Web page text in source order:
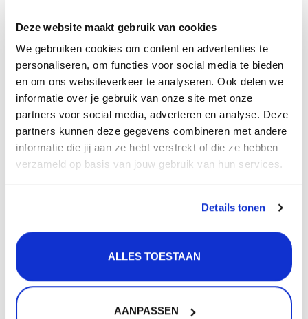
Deze website maakt gebruik van cookies
We gebruiken cookies om content en advertenties te
personaliseren, om functies voor social media te bieden
en om ons websiteverkeer te analyseren. Ook delen we
informatie over je gebruik van onze site met onze
partners voor social media, adverteren en analyse. Deze
partners kunnen deze gegevens combineren met andere
informatie die jij aan ze hebt verstrekt of die ze hebben
verzameld op basis van jouw gebruik van hun services.
Details tonen
ALLES TOESTAAN
AANPASSEN
want:
Op werkdagen voor 14.00 uur besteld is morgen
geleverd!
Gratis verzending vanaf 50 euro,
Gratis retourneren,
30 dagen bedenktijd,
Levering in heel Nederland en België.
We vinden het ook super fijn dat onze klanten onze
Heb je een vraag of wil je vrijblijvend advies bij het
uitzoeken van de kokend water kraan set die precies bij
jou past, schroom niet en bel 085-4014191 (lokaal
tarief, ma t/m vr van 9 tot 17 uur) of vul